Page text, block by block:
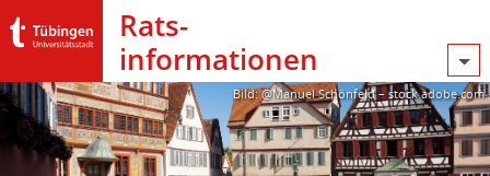
Rats­
informationen
Bild: @Manuel Schönfeld – stock.adobe.com